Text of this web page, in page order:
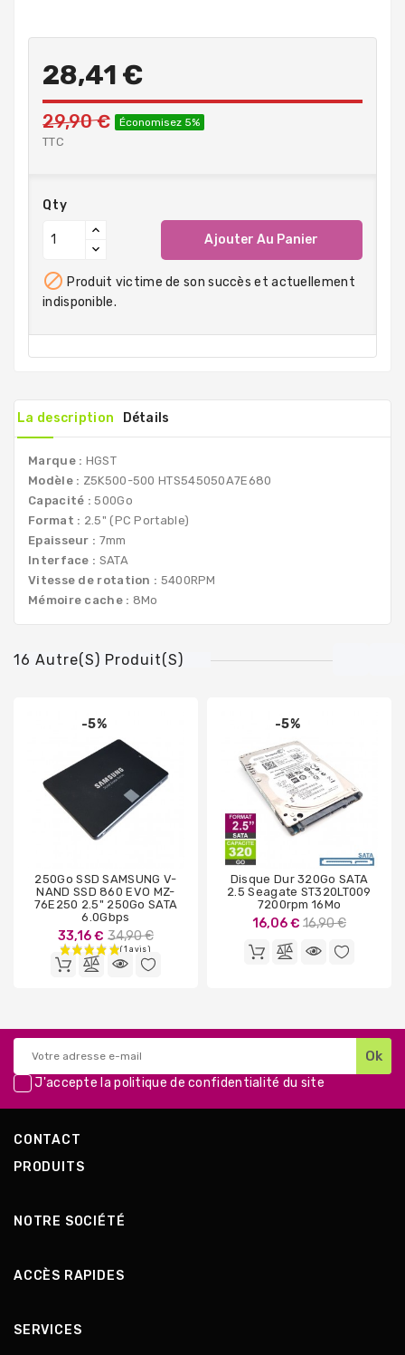
28,41 €
29,90 € Économisez 5%
TTC
Qty
Ajouter Au Panier
 Produit victime de son succès et actuellement
indisponible.
La description Détails
Marque : HGST
Modèle : Z5K500-500 HTS545050A7E680
Capacité : 500Go
Format : 2.5" (PC Portable)
Epaisseur : 7mm
Interface : SATA
Vitesse de rotation : 5400RPM
Mémoire cache : 8Mo
16 Autre(s) Produit(s)
-5%
250Go SSD SAMSUNG V-
NAND SSD 860 EVO MZ-
76E250 2.5" 250Go SATA
6.0Gbps
33,16 € Prix
de
base
34,90 €
-5%
Disque Dur 320Go SATA
2.5 Seagate ST320LT009
7200rpm 16Mo
16,06 € Prix
base
16,90 €
J'accepte lapolitique de confidentialité du site
CONTACT
PRODUITS
NOTRE SOCIÉTÉ
ACCÈS RAPIDES
SERVICES